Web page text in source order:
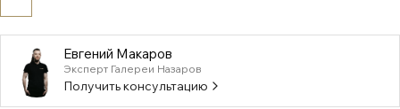
Евгений Макаров
Эксперт Галереи Назаров
Получить консультацию